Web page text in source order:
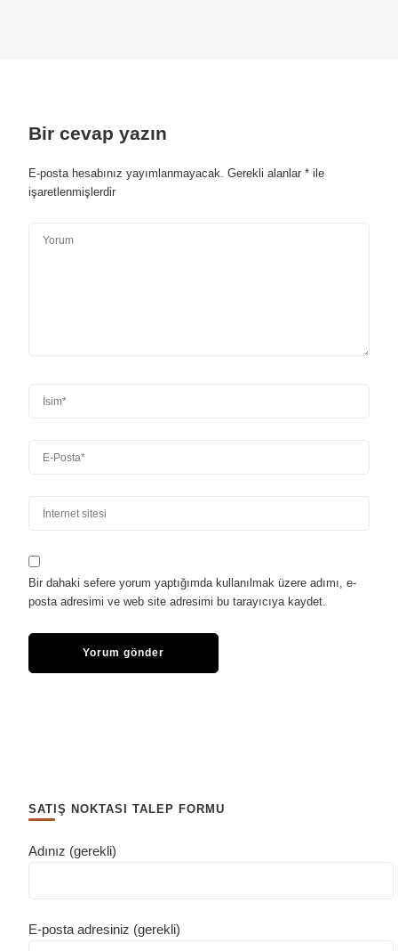
Bir cevap yazın
E-posta hesabınız yayımlanmayacak. Gerekli alanlar * ile
işaretlenmişlerdir
Bir dahaki sefere yorum yaptığımda kullanılmak üzere adımı, e-
posta adresimi ve web site adresimi bu tarayıcıya kaydet.
SATIŞ NOKTASI TALEP FORMU
Adınız (gerekli)
E-posta adresiniz (gerekli)